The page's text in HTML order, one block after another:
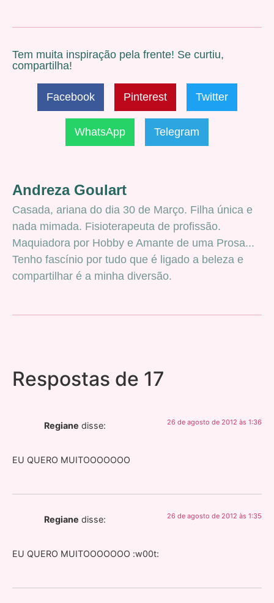
Tem muita inspiração pela frente! Se curtiu,
compartilha!
Facebook Pinterest Twitter
WhatsApp Telegram
Andreza Goulart
Casada, ariana do dia 30 de Março. Filha única e
nada mimada. Fisioterapeuta de profissão.
Maquiadora por Hobby e Amante de uma Prosa...
Tenho fascínio por tudo que é ligado a beleza e
compartilhar é a minha diversão.
Respostas de 17
Regiane disse: 26 de agosto de 2012 às 1:36
EU QUERO MUITOOOOOOO
Regiane disse: 26 de agosto de 2012 às 1:35
EU QUERO MUITOOOOOOO :w00t: